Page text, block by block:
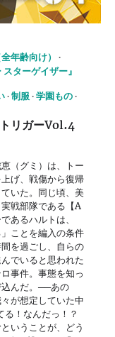
年齢向け）
ターゲイザー』
制服
学園もの
リガーVol.4
（グミ）は、トー
げ、戦傷から復帰
いた。同じ頃、美
戦部隊である【A
あるハルトは、
ことを編入の条件
を過ごし、自らの
でいると思われた
事件。事態を知っ
込んだ。──あの
が想定していた中
！なんだっ！？
いうことが、どう